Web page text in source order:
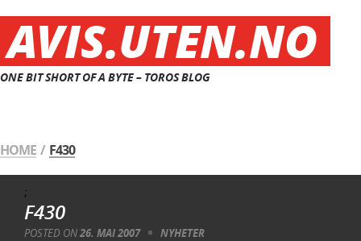
AVIS.UTEN.NO
ONE BIT SHORT OF A BYTE – TOROS BLOG
HOME / F430
;
F430
POSTED ON26. MAI 2007 NYHETER